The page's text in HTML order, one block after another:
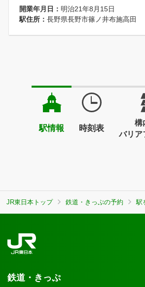
開業年月日： 明治21年8月15日
駅住所： 長野県長野市篠ノ井布施高田
駅情報 時刻表
構
バリア
JR東日本トップ 鉄道・きっぷの予約 駅
鉄道・きっぷ